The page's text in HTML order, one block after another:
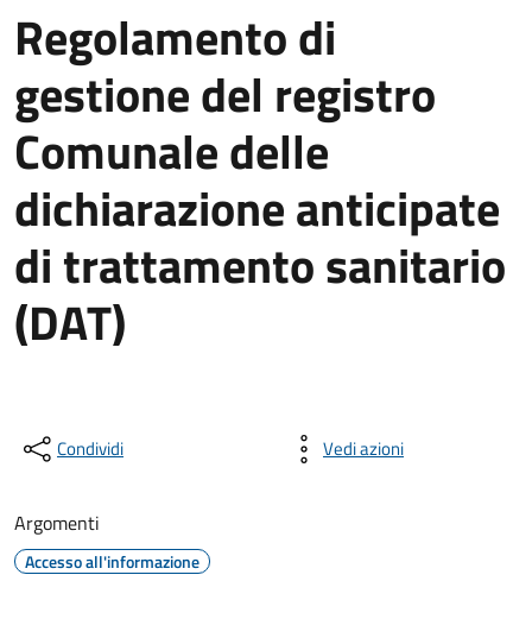
Regolamento di
gestione del registro
Comunale delle
dichiarazione anticipate
di trattamento sanitario
(DAT)
Condividi Vedi azioni
Argomenti
Accesso all'informazione